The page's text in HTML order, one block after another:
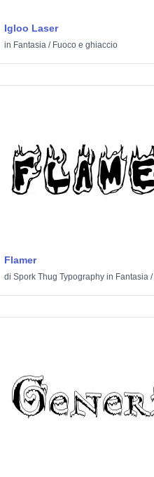
Igloo Laser
in Fantasia/ Fuoco e ghiaccio
Flamer
di Spork Thug Typographyin Fantasia/